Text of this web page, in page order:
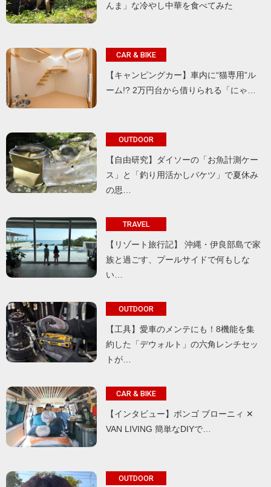
んま」な冷やし中華を食べてみた
CAR & BIKE
【キャンピングカー】車内に“猫専用”ル
ーム!? 2万円台から借りられる「にゃ…
OUTDOOR
【自由研究】ダイソーの「お魚計測ケー
ス」と「釣り用活かしバケツ」で夏休み
の思…
TRAVEL
【リゾート旅行記】 沖縄・伊良部島で家
族と過ごす、プールサイドで何もしな
い…
OUTDOOR
【工具】愛車のメンテにも！8機能を集
約した「デウォルト」の六角レンチセッ
トが…
CAR & BIKE
【インタビュー】ボンゴ ブローニィ ✕
VAN LIVING 簡単なDIYで…
OUTDOOR